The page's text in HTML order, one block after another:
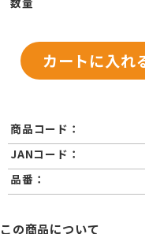
商品コード：
JANコード：
品番：
この商品について